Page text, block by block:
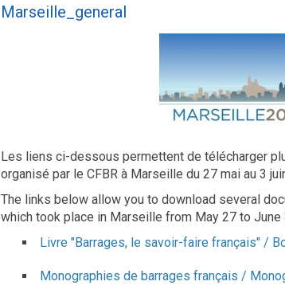
Marseille_general
Les liens ci-dessous permettent de télécharger
organisé par le CFBR à Marseille du 27 mai au 3
The links below allow you to download several
which took place in Marseille from May 27 to June
Livre "Barrages, le savoir-faire français" /
Monographies de barrages français /